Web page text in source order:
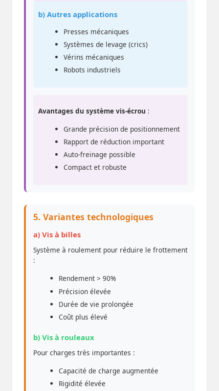
b) Autres applications
Presses mécaniques
Systèmes de levage (crics)
Vérins mécaniques
Robots industriels
Avantages du système vis-écrou :
Grande précision de positionnement
Rapport de réduction important
Auto-freinage possible
Compact et robuste
5. Variantes technologiques
a) Vis à billes
Système à roulement pour réduire le frottement
:
Rendement > 90%
Précision élevée
Durée de vie prolongée
Coût plus élevé
b) Vis à rouleaux
Pour charges très importantes :
Capacité de charge augmentée
Rigidité élevée